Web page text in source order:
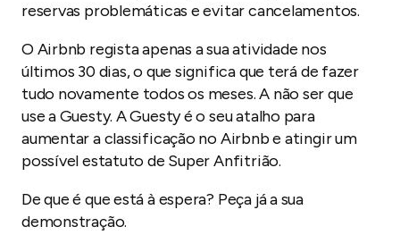
reservas problemáticas e evitar cancelamentos.
O Airbnb regista apenas a sua atividade nos
últimos 30 dias, o que significa que terá de fazer
tudo novamente todos os meses. A não ser que
use a Guesty. A Guesty é o seu atalho para
aumentar a classificação no Airbnb e atingir um
possível estatuto de Super Anfitrião.
De que é que está à espera? Peça já a sua
demonstração.